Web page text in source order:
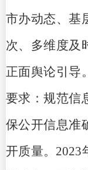
市办动态、基
次、多维度及
正面舆论引导
要求：规范信
保公开信息准
开质量。2023